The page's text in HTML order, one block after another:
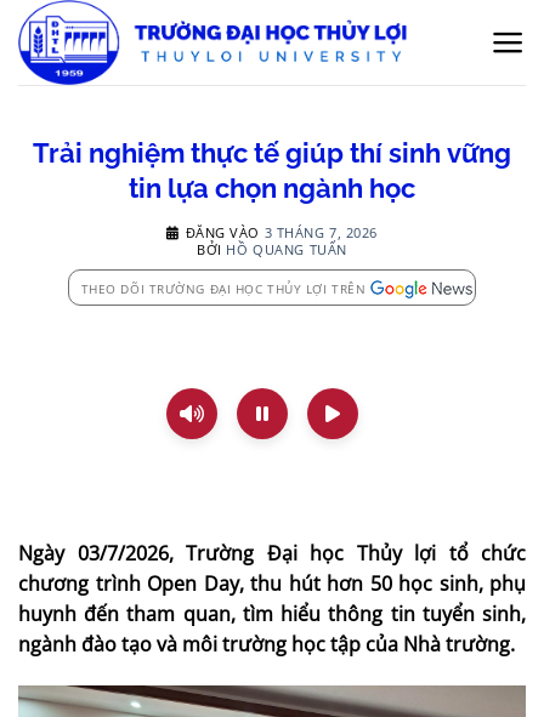
qua
nội
Trải nghiệm thực tế giúp thí sinh vững
tin lựa chọn ngành học
ĐĂNG VÀO 3 THÁNG 7, 2026
BỞI HỒ QUANG TUẤN
THEO DÕI TRƯỜNG ĐẠI HỌC THỦY LỢI TRÊN
Ngày 03/7/2026, Trường Đại học Thủy lợi tổ chức
chương trình Open Day, thu hút hơn 50 học sinh, phụ
huynh đến tham quan, tìm hiểu thông tin tuyển sinh,
ngành đào tạo và môi trường học tập của Nhà trường.